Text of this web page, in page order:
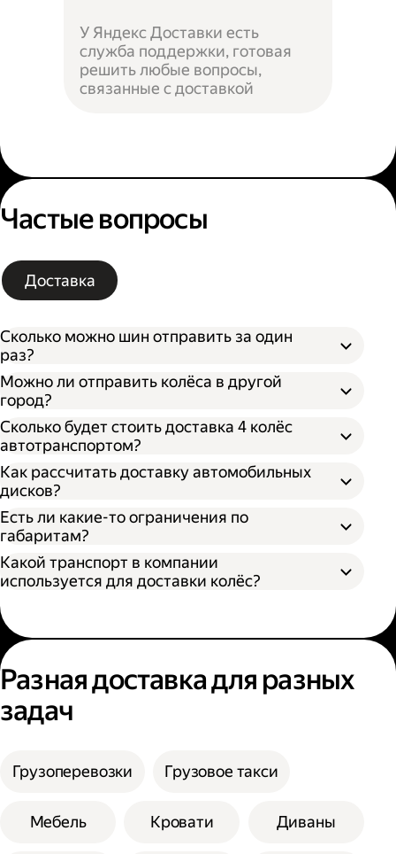
У Яндекс Доставки есть
служба поддержки, готовая
решить любые вопросы,
связанные с доставкой
Частые вопросы
Доставка
Сколько можно шин отправить за один
раз?
Можно ли отправить колёса в другой
город?
Открыть приложение Яндекс Go или
сайт
Выбрать подходящий тариф;
Ввести данные в поля «Откуда» и «Куда»;
Ввести контакты получателя и
отправителя;
Подтвердить заказ.
Сколько будет стоить доставка 4 колёс
автотранспортом?
Как рассчитать доставку автомобильных
дисков?
В приложении Яндекс Go;
На сайте Яндекс Доставки.
Выберите тариф;
Введите необходимую информацию;
Укажите, нужны ли дополнительные
Выберите способ оплаты.
Есть ли какие-то ограничения по
габаритам?
Диаметр не более 200 см, если выбрана
Высота не более 100 см.
см при выборе помощи одного грузчика, а
допустимая сумма сторон 300 см, а вес
Какой транспорт в компании
используется для доставки колёс?
Разная доставка для разных
задач
Грузоперевозки Грузовое такси
Мебель Кровати Диваны